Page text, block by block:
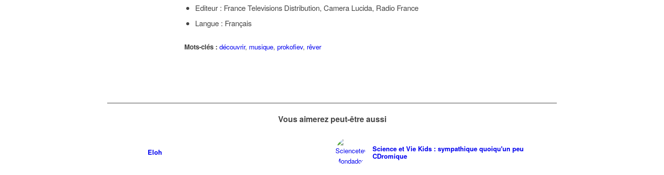
Editeur : France Televisions Distribution, Camera Lucida, Radio France
Langue : Français
Mots-clés : découvrir, musique, prokofiev, rêver
Vous aimerez peut-être aussi
Eloh Science et Vie Kids : sympathique quoiqu'un peu
CDromique